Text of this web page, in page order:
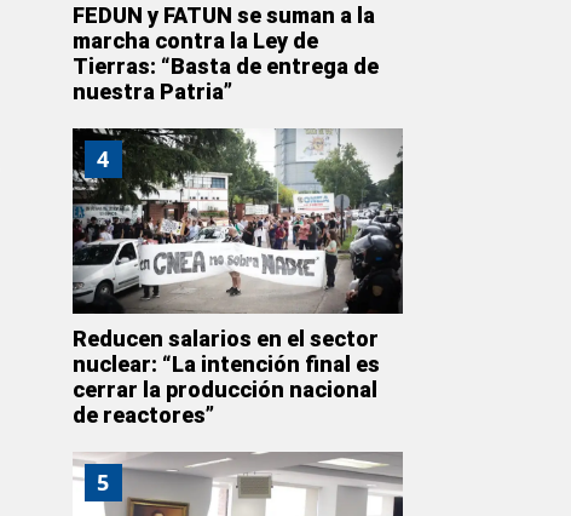
FEDUN y FATUN se suman a la
marcha contra la Ley de
Tierras: “Basta de entrega de
nuestra Patria”
4
Reducen salarios en el sector
nuclear: “La intención final es
cerrar la producción nacional
de reactores”
5